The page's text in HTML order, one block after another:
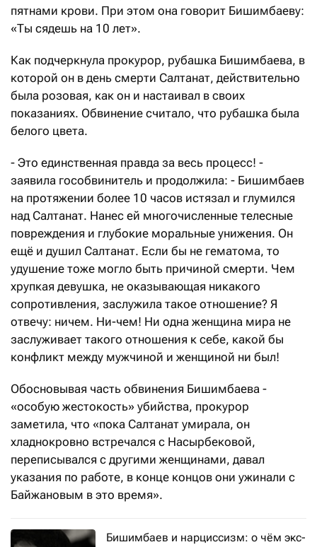
пятнами крови. При этом она говорит Бишимбаеву:
«Ты сядешь на 10 лет».
Как подчеркнула прокурор, рубашка Бишимбаева, в
которой он в день смерти Салтанат, действительно
была розовая, как он и настаивал в своих
показаниях. Обвинение считало, что рубашка была
белого цвета.
- Это единственная правда за весь процесс! -
заявила гособвинитель и продолжила: - Бишимбаев
на протяжении более 10 часов истязал и глумился
над Салтанат. Нанес ей многочисленные телесные
повреждения и глубокие моральные унижения. Он
ещё и душил Салтанат. Если бы не гематома, то
удушение тоже могло быть причиной смерти. Чем
хрупкая девушка, не оказывающая никакого
сопротивления, заслужила такое отношение? Я
отвечу: ничем. Ни-чем! Ни одна женщина мира не
заслуживает такого отношения к себе, какой бы
конфликт между мужчиной и женщиной ни был!
Обосновывая часть обвинения Бишимбаева -
«особую жестокость» убийства, прокурор
заметила, что «пока Салтанат умирала, он
хладнокровно встречался с Насырбековой,
переписывался с другими женщинами, давал
указания по работе, в конце концов они ужинали с
Байжановым в это время».
Бишимбаев и нарциссизм: о чём экс-